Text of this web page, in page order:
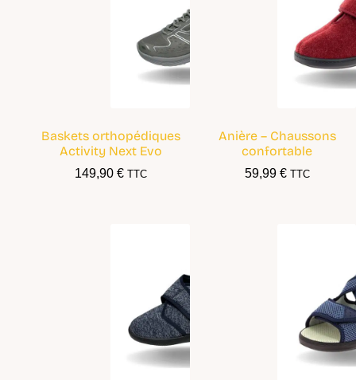
Baskets orthopédiques
Activity Next Evo
149,90 € TTC
Anière – Chaussons
confortable
59,99 € TTC